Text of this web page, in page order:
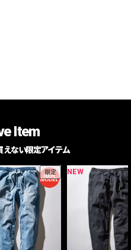
Item
えない限定アイテム
限定 NEW